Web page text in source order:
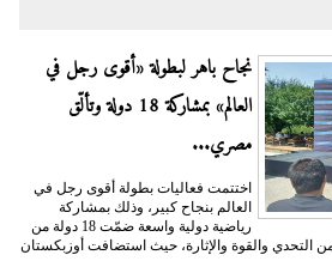
نجاح باهر لبطولة «أقوى رجل في
العالم» بمشاركة 18 دولة وتألّق
مصري...
اختتمت فعاليات بطولة أقوى رجل في
العالم بنجاح كبير، وذلك بمشاركة
رياضية دولية واسعة ضمّت 18 دولة من
التحدي والقوة والإثارة، حيث استضافت أوزبكستان